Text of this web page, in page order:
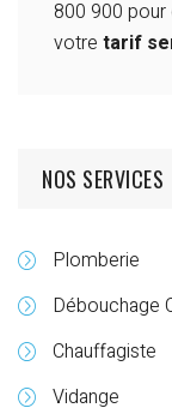
800 900
votre tarif
NOS SERVICES
Plomberie
Débouchage
Chauffagiste
Vidange